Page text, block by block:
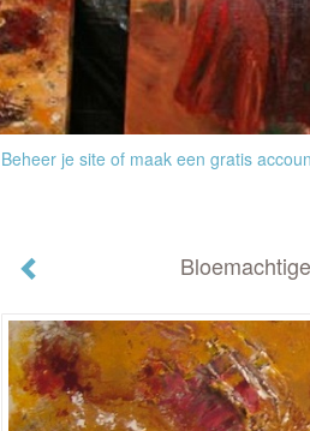
Beheer je site of maak een gratis